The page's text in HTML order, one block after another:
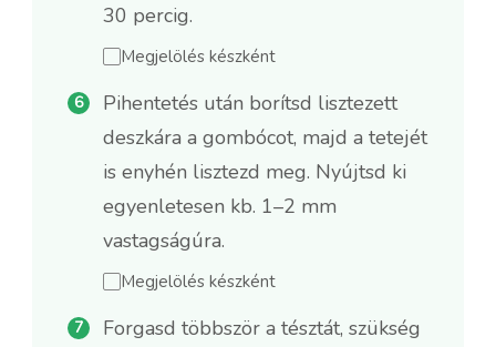
30 percig.
Megjelölés készként
Pihentetés után borítsd lisztezett
deszkára a gombócot, majd a tetejét
is enyhén lisztezd meg. Nyújtsd ki
egyenletesen kb. 1–2 mm
vastagságúra.
Megjelölés készként
Forgasd többször a tésztát, szükség